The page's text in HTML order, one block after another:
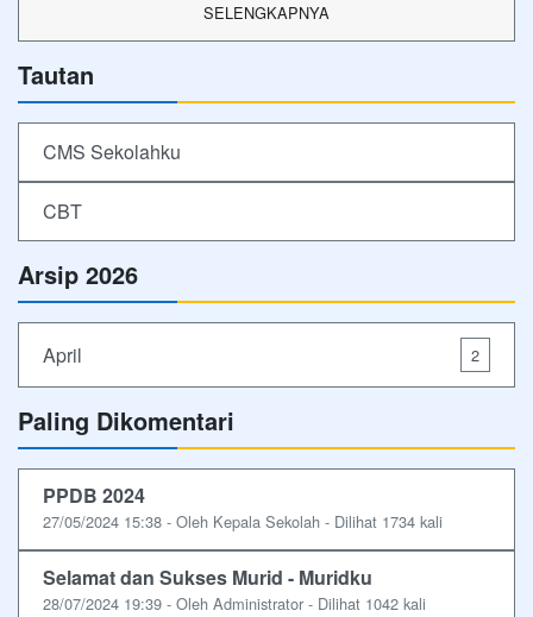
SELENGKAPNYA
Tautan
CMS Sekolahku
CBT
Arsip 2026
April 2
Paling Dikomentari
PPDB 2024
27/05/2024 15:38 - Oleh Kepala Sekolah - Dilihat 1734 kali
Selamat dan Sukses Murid - Muridku
28/07/2024 19:39 - Oleh Administrator - Dilihat 1042 kali